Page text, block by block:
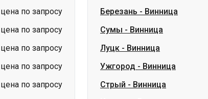
цена по запросу
цена по запросу
цена по запросу
цена по запросу
цена по запросу
Ужгород-Винница
Стрый-Винница
Измаил-Винница
Самар (Новомосковск)
Павлоград-Винница